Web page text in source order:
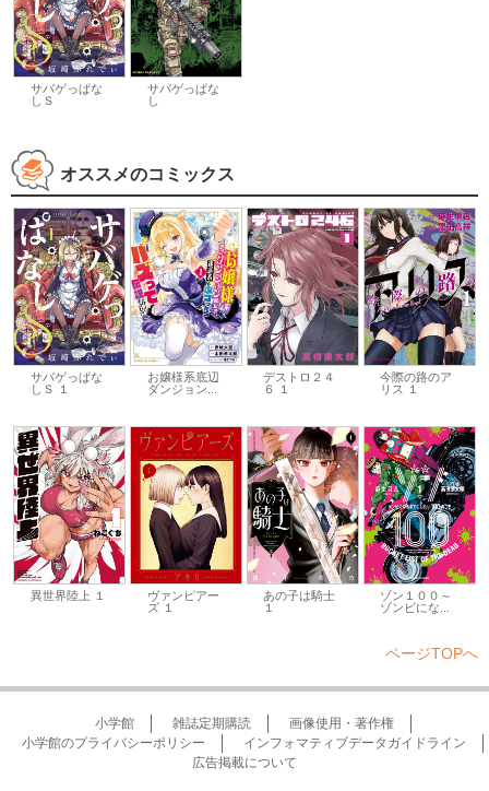
サバゲっぱな
しＳ
サバゲっぱな
し
オススメのコミックス
サバゲっぱな
しＳ １
お嬢様系底辺
ダンジョン...
デストロ２４
６ １
今際の路のア
リス １
異世界陸上 １
ヴァンピアー
ズ １
あの子は騎士
１
ゾン１００～
ゾンビにな...
ページTOPへ
小学館 雑誌定期購読
画像使用・著作権
小学館のプライバシーポリシー
インフォマティブデータガイドライン
広告掲載について